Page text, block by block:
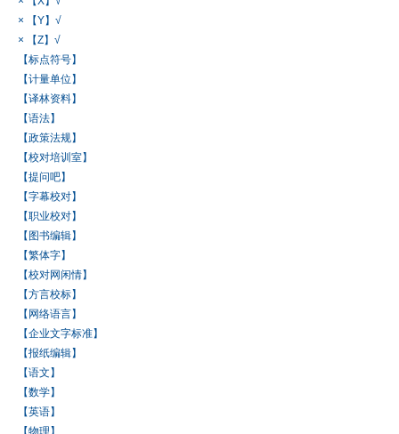
× 【Y】√
× 【Z】√
【标点符号】
【计量单位】
【译林资料】
【语法】
【政策法规】
【校对培训室】
【提问吧】
【字幕校对】
【职业校对】
【图书编辑】
【繁体字】
【校对网闲情】
【方言校标】
【网络语言】
【企业文字标准】
【报纸编辑】
【语文】
【数学】
【英语】
【物理】